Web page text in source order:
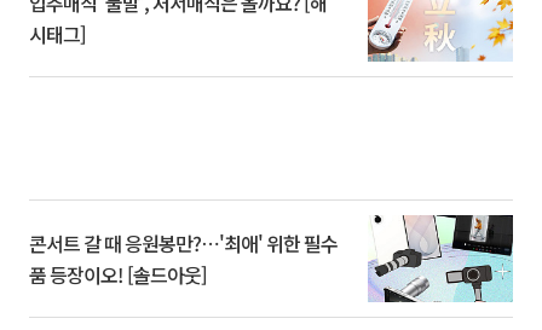
시태그]
콘서트 갈 때 응원봉만?⋯'최애' 위한 필수
품 등장이오! [솔드아웃]